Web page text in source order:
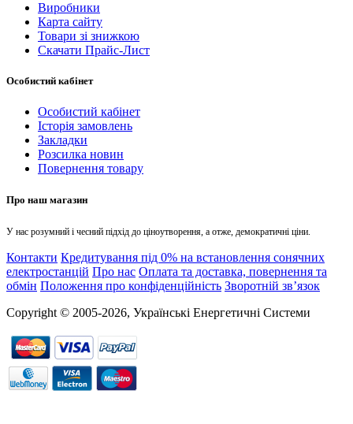
Виробники
Карта сайту
Товари зі знижкою
Скачати Прайс-Лист
Особистий кабінет
Особистий кабінет
Історія замовлень
Закладки
Розсилка новин
Повернення товару
Про наш магазин
У нас розумний і чесний підхід до ціноутворення, а отже, демократичні ціни.
Контакти Кредитування під 0% на встановлення сонячних
електростанцій Про нас Оплата та доставка, повернення та
обмін Положення про конфіденційність Зворотній зв’язок
Copyright © 2005-2026, Українські Енергетичні Системи